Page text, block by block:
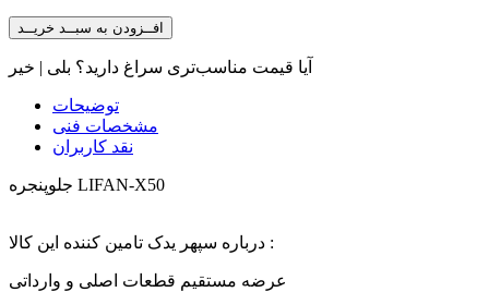
افــزودن به سبــد خریــد
آیا قیمت مناسب‌تری سراغ دارید؟ بلی | خیر
توضیحات
مشخصات فنی
نقد کاربران
جلوپنجره LIFAN-X50
درباره سپهر یدک تامین کننده این کالا :
عرضه مستقیم قطعات اصلی و وارداتی